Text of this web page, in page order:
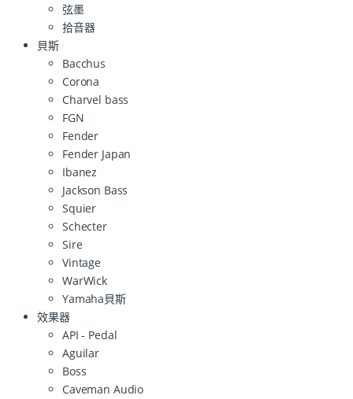
弦墨
拾音器
貝斯
Bacchus
Corona
Charvel bass
FGN
Fender
Fender Japan
Ibanez
Jackson Bass
Squier
Schecter
Sire
Vintage
WarWick
Yamaha貝斯
效果器
API - Pedal
Aguilar
Boss
Caveman Audio